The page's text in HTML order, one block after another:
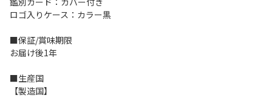
ロゴ入りケース：カラー黒
■保証/賞味期限
お届け後1年
■生産国
【製造国】